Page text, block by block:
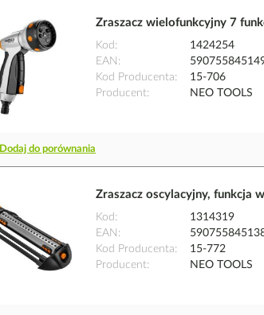
Zraszacz wielofunkcyjny 7
Kod
1424254
EAN
Kod Producenta
15-706
Producent
NEO TOOLS
Dodaj do porównania
Zraszacz oscylacyjny, funkcja
Kod
1314319
EAN
Kod Producenta
15-772
Producent
NEO TOOLS